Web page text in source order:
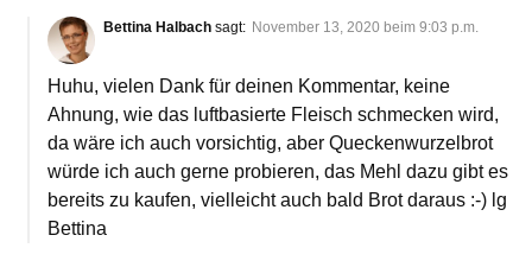
Bettina Halbach sagt: November 13, 2020 beim 9:03 p.m.
Huhu, vielen Dank für deinen Kommentar, keine
Ahnung, wie das luftbasierte Fleisch schmecken wird,
da wäre ich auch vorsichtig, aber Queckenwurzelbrot
würde ich auch gerne probieren, das Mehl dazu gibt es
bereits zu kaufen, vielleicht auch bald Brot daraus :-) lg
Bettina